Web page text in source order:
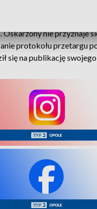
Oskarżony nie przyznaje
protokołu przetargu
się na publikację